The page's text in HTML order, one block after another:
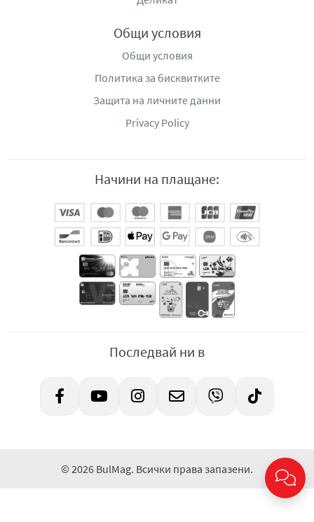
Общи условия
Общи условия
Политика за бисквитките
Защита на личните данни
Privacy Policy
Начини на плащане:
Последвай ни в
© 2026 BulMag. Всички права запазени.